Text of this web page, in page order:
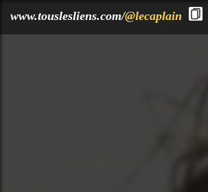
www.touslesliens.com/@lecaplain